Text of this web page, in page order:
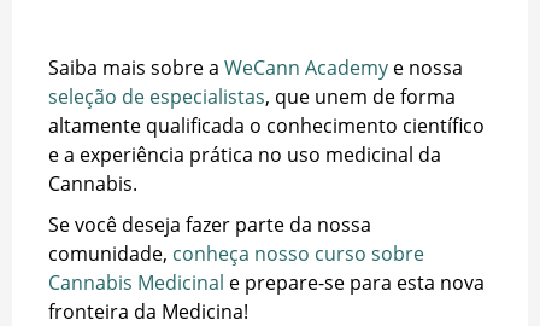
Saiba mais sobre a WeCann Academy e nossa
seleção de especialistas, que unem de forma
altamente qualificada o conhecimento científico
e a experiência prática no uso medicinal da
Cannabis.
Se você deseja fazer parte da nossa
comunidade, conheça nosso curso sobre
Cannabis Medicinal e prepare-se para esta nova
fronteira da Medicina!